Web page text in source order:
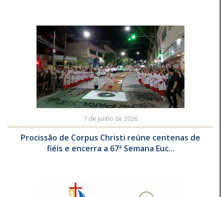
7 de junho de 2026
Procissão de Corpus Christi reúne centenas de
fiéis e encerra a 67ª Semana Euc...